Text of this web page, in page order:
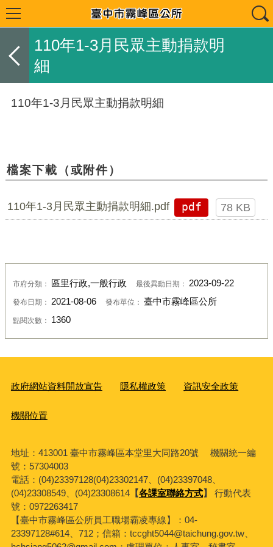
110年1-3月民眾主動捐款明
細
110年1-3月民眾主動捐款明細
檔案下載（或附件）
110年1-3月民眾主動捐款明細.pdf pdf 78 KB
市府分類： 區里行政,一般行政 最後異動日期： 2023-09-22
發布日期： 2021-08-06 發布單位： 臺中市霧峰區公所
點閱次數： 1360
政府網站資料開放宣告 隱私權政策 資訊安全政策
機關位置
地址：413001 臺中市霧峰區本堂里大同路20號 機關統一編
號：57304003
電話：(04)23397128(04)23302147、(04)23397048、
(04)23308549、(04)23308614【各課室聯絡方式】
行動代表
號：0972263417
【臺中市霧峰區公所員工職場霸凌專線】：04-
23397128#614、712；信箱：tccght5044@taichung.gov.tw、